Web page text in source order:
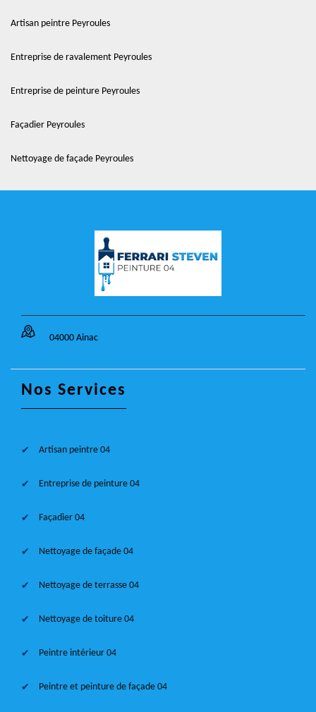
Artisan peintre Peyroules
Entreprise de ravalement Peyroules
Entreprise de peinture Peyroules
Façadier Peyroules
Nettoyage de façade Peyroules
04000 Ainac
Nos Services
Artisan peintre 04
Entreprise de peinture 04
Façadier 04
Nettoyage de façade 04
Nettoyage de terrasse 04
Nettoyage de toiture 04
Peintre intérieur 04
Peintre et peinture de façade 04